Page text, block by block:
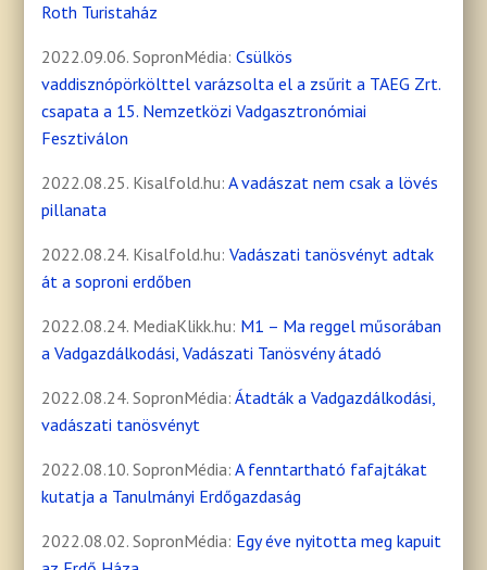
Roth Turistaház
2022.09.06. SopronMédia:Csülkös
vaddisznópörkölttel varázsolta el a zsűrit a TAEG Zrt.
csapata a 15. Nemzetközi Vadgasztronómiai
Fesztiválon
2022.08.25. Kisalfold.hu:A vadászat nem csak a lövés
pillanata
2022.08.24. Kisalfold.hu:Vadászati tanösvényt adtak
át a soproni erdőben
2022.08.24. MediaKlikk.hu: M1 – Ma reggel műsorában
a Vadgazdálkodási, Vadászati Tanösvény átadó
2022.08.24. SopronMédia:Átadták a Vadgazdálkodási,
vadászati tanösvényt
2022.08.10. SopronMédia:A fenntartható fafajtákat
kutatja a Tanulmányi Erdőgazdaság
2022.08.02. SopronMédia: Egy éve nyitotta meg kapuit